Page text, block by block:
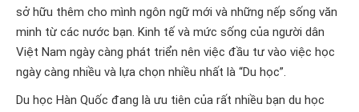
sở hữu thêm cho mình ngôn ngữ mới và những nếp sống văn
minh từ các nước bạn. Kinh tế và mức sống của người dân
Việt Nam ngày càng phát triển nên việc đầu tư vào việc học
ngày càng nhiều và lựa chọn nhiều nhất là “Du học”.
Du học Hàn Quốc đang là ưu tiên của rất nhiều bạn du học